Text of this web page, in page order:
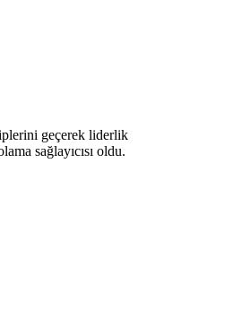
geçerek liderlik
sağlayıcısı oldu.